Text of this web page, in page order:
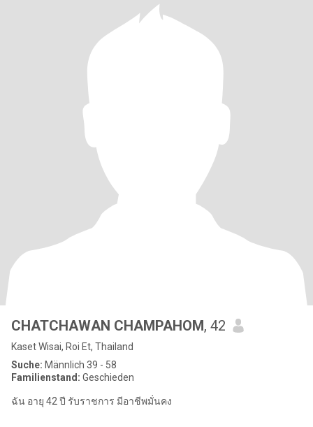
CHATCHAWAN CHAMPAHOM, 42
Kaset Wisai, Roi Et, Thailand
Suche: Männlich 39 - 58
Familienstand: Geschieden
ฉัน อายุ 42 ปี รับราชการ มีอาชีพมั่นคง